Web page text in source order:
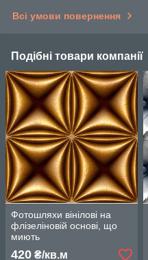
Всі умови повернення
Подібні товари компанії
Фотошляхи вінілові на
флізеліновій основі, що
миють
420 ₴/кв.м